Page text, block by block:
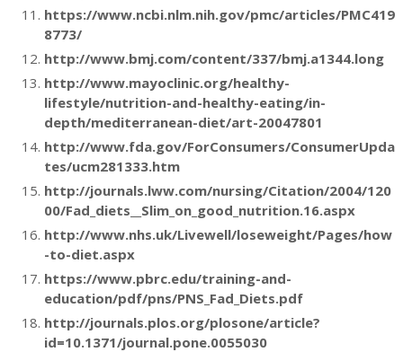
https://www.ncbi.nlm.nih.gov/pmc/articles/PMC419
8773/
http://www.bmj.com/content/337/bmj.a1344.long
http://www.mayoclinic.org/healthy-
lifestyle/nutrition-and-healthy-eating/in-
depth/mediterranean-diet/art-20047801
http://www.fda.gov/ForConsumers/ConsumerUpda
tes/ucm281333.htm
http://journals.lww.com/nursing/Citation/2004/120
00/Fad_diets__Slim_on_good_nutrition.16.aspx
http://www.nhs.uk/Livewell/loseweight/Pages/how
-to-diet.aspx
https://www.pbrc.edu/training-and-
education/pdf/pns/PNS_Fad_Diets.pdf
http://journals.plos.org/plosone/article?
id=10.1371/journal.pone.0055030